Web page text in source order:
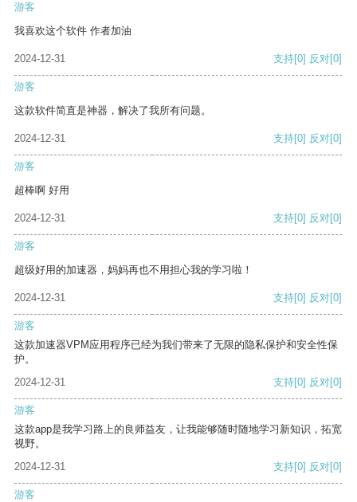
游客
我喜欢这个软件 作者加油
2024-12-31 支持[0] 反对[0]
游客
这款软件简直是神器，解决了我所有问题。
2024-12-31 支持[0] 反对[0]
游客
超棒啊 好用
2024-12-31 支持[0] 反对[0]
游客
超级好用的加速器，妈妈再也不用担心我的学习啦！
2024-12-31 支持[0] 反对[0]
游客
这款加速器VPM应用程序已经为我们带来了无限的隐私保护和安全性保
护。
2024-12-31
支持[0] 反对[0]
游客
这款app是我学习路上的良师益友，让我能够随时随地学习新知识，拓宽
视野。
2024-12-31
支持[0] 反对[0]
游客